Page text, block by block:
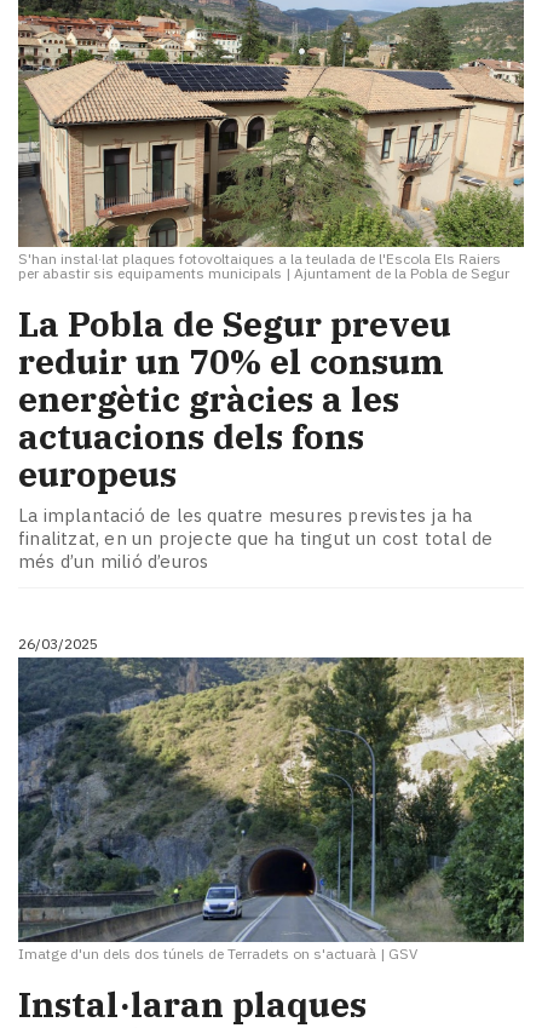
S'han instal·lat plaques fotovoltaiques a la teulada de l'Escola Els Raiers
per abastir sis equipaments municipals | Ajuntament de la Pobla de Segur
La Pobla de Segur preveu
reduir un 70% el consum
energètic gràcies a les
actuacions dels fons
europeus
La implantació de les quatre mesures previstes ja ha
finalitzat, en un projecte que ha tingut un cost total de
més d’un milió d’euros
26/03/2025
Imatge d'un dels dos túnels de Terradets on s'actuarà | GSV
Instal·laran plaques